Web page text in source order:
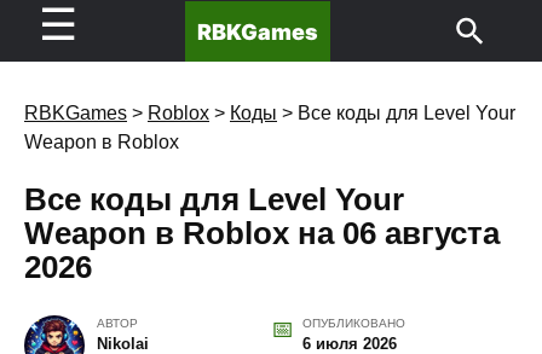
☰ RBKGames
RBKGames > Roblox > Коды > Все коды для Level Your
Weapon в Roblox
Все коды для Level Your
Weapon в Roblox на 06 августа
2026
АВТОР
Nikolai
ОПУБЛИКОВАНО
6 июля 2026